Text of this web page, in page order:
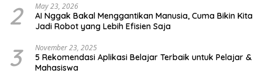
2 May 23, 2026
AI Nggak Bakal Menggantikan Manusia, Cuma Bikin Kita
Jadi Robot yang Lebih Efisien Saja
3 November 23, 2025
5 Rekomendasi Aplikasi Belajar Terbaik untuk Pelajar &
Mahasiswa